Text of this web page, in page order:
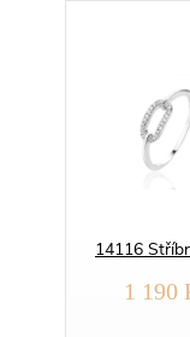
1 190